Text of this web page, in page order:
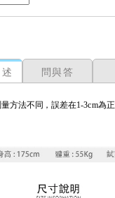
問與答